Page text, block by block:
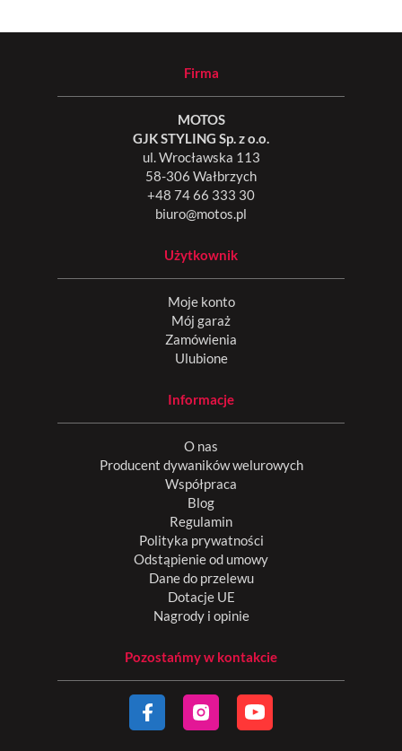
Firma
MOTOS
GJK STYLING Sp. z o.o.
ul. Wrocławska 113
58-306 Wałbrzych
+48 74 66 333 30
biuro@motos.pl
Użytkownik
Moje konto
Mój garaż
Zamówienia
Ulubione
Informacje
O nas
Producent dywaników welurowych
Współpraca
Blog
Regulamin
Polityka prywatności
Odstąpienie od umowy
Dane do przelewu
Dotacje UE
Nagrody i opinie
Pozostańmy w kontakcie